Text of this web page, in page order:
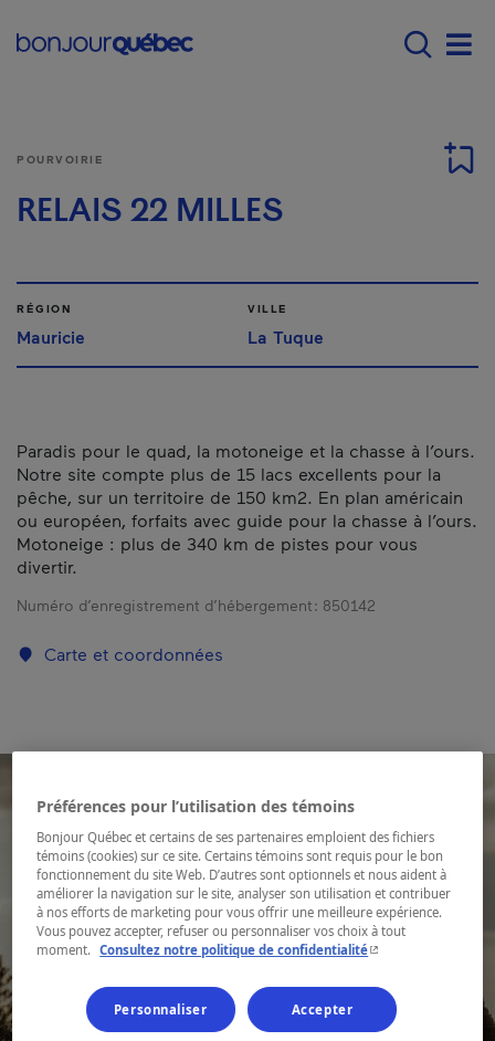
Main navigation -
POURVOIRIE
RELAIS 22 MILLES
RÉGION
Mauricie
VILLE
La Tuque
Paradis pour le quad, la motoneige et la chasse à l’ours.
Notre site compte plus de 15 lacs excellents pour la
pêche, sur un territoire de 150 km2. En plan américain
ou européen, forfaits avec guide pour la chasse à l’ours.
Motoneige : plus de 340 km de pistes pour vous
divertir.
Numéro d’enregistrement d’hébergement : 850142
Carte et coordonnées
Préférences pour l’utilisation des témoins
Bonjour Québec et certains de ses partenaires emploient des fichiers
témoins (cookies) sur ce site. Certains témoins sont requis pour le bon
fonctionnement du site Web. D’autres sont optionnels et nous aident à
améliorer la navigation sur le site, analyser son utilisation et contribuer
à nos efforts de marketing pour vous offrir une meilleure expérience.
Vous pouvez accepter, refuser ou personnaliser vos choix à tout
moment. Consultez notre politique de confidentialité- Cet hyperlien
Personnaliser Accepter